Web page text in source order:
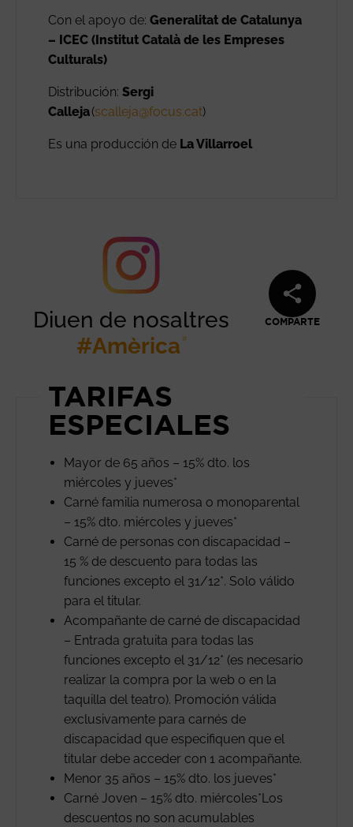
Con el apoyo de: Generalitat de Catalunya
– ICEC (Institut Català de les Empreses
Culturals)
Distribución: Sergi
Calleja(scalleja@focus.cat)
Es una producción de La Villarroel
Diuen de nosaltres
#Amèrica
COMPARTE
TARIFAS
ESPECIALES
Mayor de 65 años – 15% dto. los
miércoles y jueves*
Carné familia numerosa o monoparental
– 15% dto. miércoles y jueves*
Carné de personas con discapacidad –
15 % de descuento para todas las
funciones excepto el 31/12*. Solo válido
para el titular.
Acompañante de carné de discapacidad
– Entrada gratuita para todas las
funciones excepto el 31/12* (es necesario
realizar la compra por la web o en la
taquilla del teatro). Promoción válida
exclusivamente para carnés de
discapacidad que especifiquen que el
titular debe acceder con 1 acompañante.
Menor 35 años – 15% dto. los jueves*
Carné Joven – 15% dto. miércoles*Los
descuentos no son acumulables